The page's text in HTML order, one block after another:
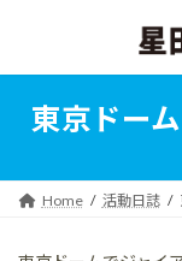
ン
ッ
ー
移
東京ドー
Home 活動日誌